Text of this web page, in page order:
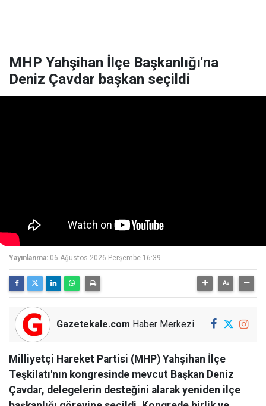
MHP Yahşihan İlçe Başkanlığı'na
Deniz Çavdar başkan seçildi
Yayınlanma: 06 Ağustos 2026 Perşembe 16:39
Gazetekale.com Haber Merkezi
Milliyetçi Hareket Partisi (MHP) Yahşihan İlçe
Teşkilatı'nın kongresinde mevcut Başkan Deniz
Çavdar, delegelerin desteğini alarak yeniden ilçe